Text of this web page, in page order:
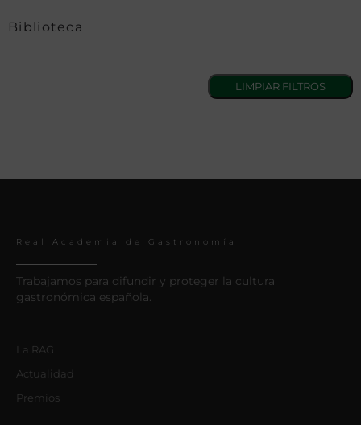
Biblioteca
Real Academia de Gastronomía
Trabajamos para difundir y proteger la cultura
gastronómica española.
La RAG
Actualidad
Premios